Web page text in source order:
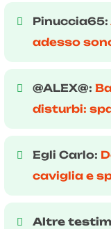
Pinuccia65:
adesso
@ALEX@:
disturbi:
Egli Carlo:
caviglia e
Altre